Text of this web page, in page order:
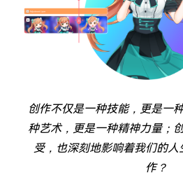
创作不仅是一种技能，更是一
种艺术，更是一种精神力量；
受，也深刻地影响着我们的
作？